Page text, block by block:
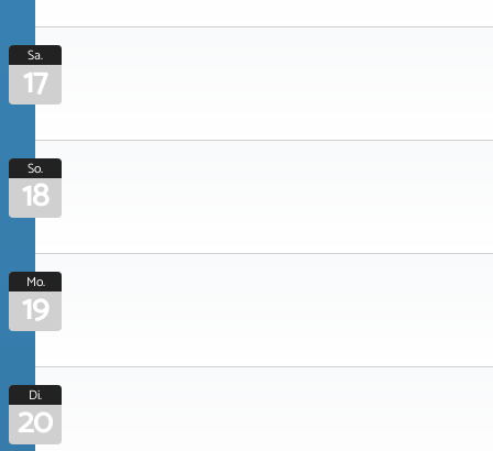
Sa.
17
So.
18
Mo.
19
Di.
20